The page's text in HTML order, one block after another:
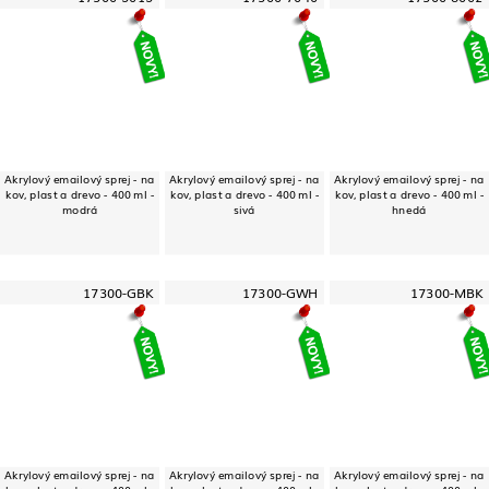
Akrylový emailový sprej - na
kov, plast a drevo - 400 ml -
modrá
Akrylový emailový sprej - na
kov, plast a drevo - 400 ml -
sivá
Akrylový emailový sprej - na
kov, plast a drevo - 400 ml -
hnedá
17300-GBK
Akrylový emailový sprej - na
17300-GWH
Akrylový emailový sprej - na
17300-MBK
Akrylový emailový sprej - na